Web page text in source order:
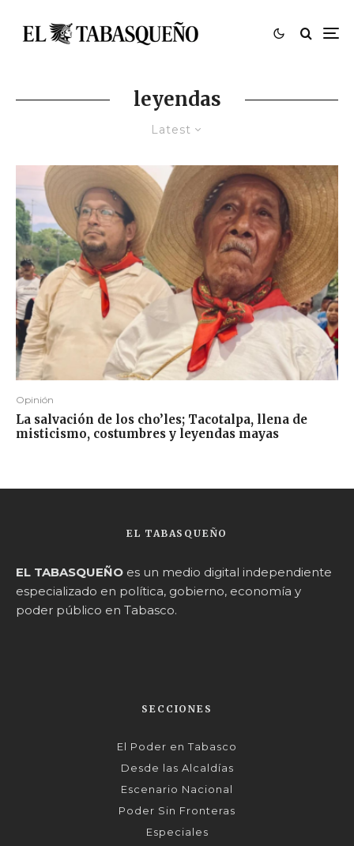
leyendas
Latest
Opinión
La salvación de los cho’les; Tacotalpa, llena de
misticismo, costumbres y leyendas mayas
EL TABASQUEÑO
EL TABASQUEÑO es un medio digital independiente
especializado en política, gobierno, economía y
poder público en Tabasco.
SECCIONES
El Poder en Tabasco
Desde las Alcaldías
Escenario Nacional
Poder Sin Fronteras
Especiales